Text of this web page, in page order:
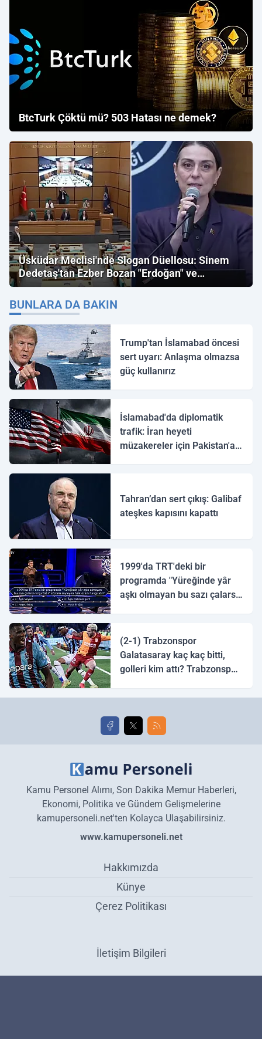
BtcTurk Çöktü mü? 503 Hatası ne demek?
Üsküdar Meclisi'nde Slogan Düellosu: Sinem
Dedetaş'tan Ezber Bozan "Erdoğan" ve
"İmamoğlu" Çıkışı!
BUNLARA DA BAKIN
Trump'tan İslamabad öncesi
sert uyarı: Anlaşma olmazsa
güç kullanırız
İslamabad'da diplomatik
trafik: İran heyeti
müzakereler için Pakistan'a
Tahran’dan sert çıkış: Galibaf
ateşkes kapısını kapattı
1999'da TRT'deki bir
programda "Yüreğinde yâr
aşkı olmayan bu sazı çalarsa
(2-1) Trabzonspor
Galatasaray kaç kaç bitti,
golleri kim attı? Trabzonspor
golleri!
Kamu Personel Alımı, Son Dakika Memur Haberleri,
Ekonomi, Politika ve Gündem Gelişmelerine
kamupersoneli.net'ten Kolayca Ulaşabilirsiniz.
www.kamupersoneli.net
Hakkımızda
Künye
Çerez Politikası
İletişim Bilgileri